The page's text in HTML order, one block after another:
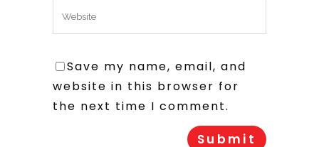
Save my name, email, and
website in this browser for
the next time I comment.